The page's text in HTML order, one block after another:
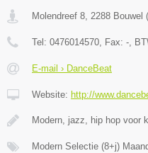
Molendreef 8, 2288 Bouwel (
Tel: 0476014570, Fax: -,
E-mail › DanceBeat
Website: http://
Modern, jazz, hip hop voor
Modern Selectie (8+j)